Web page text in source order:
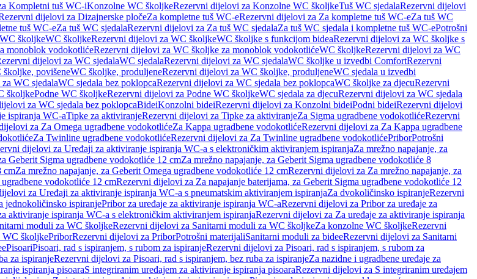
Kompletni tuš WC-iKonzolne WC školjkeRezervni dijelovi za Konzolne WC školjkeTuš WC sjedalaRezervni dijelovi
dijelovi za Dizajnerske pločeZa kompletne tuš WC-eRezervni dijelovi za Za kompletne tuš WC-eZa tuš WC
tuš WC-eZa tuš WC sjedalaRezervni dijelovi za Za tuš WC sjedalaZa tuš WC sjedala i kompletne tuš WC-ePotrošni
školjkeWC školjkeRezervni dijelovi za WC školjkeWC školjke s funkcijom bideaRezervni dijelovi za WC školjke s
monoblok vodokotlićeRezervni dijelovi za WC školjke za monoblok vodokotlićeWC školjkeRezervni dijelovi za WC
dijelovi za WC sjedalaWC sjedalaRezervni dijelovi za WC sjedalaWC školjke u izvedbi ComfortRezervni
povišeneWC školjke, produljeneRezervni dijelovi za WC školjke, produljeneWC sjedala u izvedbi
WC sjedalaWC sjedala bez poklopcaRezervni dijelovi za WC sjedala bez poklopcaWC školjke za djecuRezervni
školjkePodne WC školjkeRezervni dijelovi za Podne WC školjkeWC sjedala za djecuRezervni dijelovi za WC sjedala
za WC sjedala bez poklopcaBideiKonzolni bideiRezervni dijelovi za Konzolni bideiPodni bideiRezervni dijelovi
ispiranja WC-aTipke za aktiviranjeRezervni dijelovi za Tipke za aktiviranjeZa Sigma ugradbene vodokotlićeRezervni
za Za Omega ugradbene vodokotlićeZa Kappa ugradbene vodokotlićeRezervni dijelovi za Za Kappa ugradbene
Za Twinline ugradbene vodokotlićeRezervni dijelovi za Za Twinline ugradbene vodokotlićePriborPotrošni
dijelovi za Uređaji za aktiviranje ispiranja WC-a s elektroničkim aktiviranjem ispiranjaZa mrežno napajanje, za
Geberit Sigma ugradbene vodokotliće 12 cmZa mrežno napajanje, za Geberit Sigma ugradbene vodokotliće 8
cmZa mrežno napajanje, za Geberit Omega ugradbene vodokotliće 12 cmRezervni dijelovi za Za mrežno napajanje, za
vodokotliće 12 cmRezervni dijelovi za Za napajanje baterijama, za Geberit Sigma ugradbene vodokotliće 12
za Uređaji za aktiviranje ispiranja WC-a s pneumatskim aktiviranjem ispiranjaZa dvokoličinsko ispiranjeRezervni
jednokoličinsko ispiranjePribor za uređaje za aktiviranje ispiranja WC-aRezervni dijelovi za Pribor za uređaje za
aktiviranje ispiranja WC-a s elektroničkim aktiviranjem ispiranjaRezervni dijelovi za Za uređaje za aktiviranje ispiranja
moduli za WC školjkeRezervni dijelovi za Sanitarni moduli za WC školjkeZa konzolne WC školjkeRezervni
WC školjkePriborRezervni dijelovi za PriborPotrošni materijaliSanitarni moduli za bideeRezervni dijelovi za Sanitarni
PisoariPisoari, rad s ispiranjem, s rubom za ispiranjeRezervni dijelovi za Pisoari, rad s ispiranjem, s rubom za
za ispiranjeRezervni dijelovi za Pisoari, rad s ispiranjem, bez ruba za ispiranjeZa nazidne i ugradbene uređaje za
ispiranja pisoaraS integriranim uređajem za aktiviranje ispiranja pisoaraRezervni dijelovi za S integriranim uređajem